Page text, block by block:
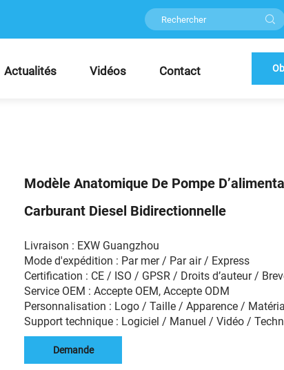
Actualités Vidéos Contact
Modèle Anatomique De Pompe
Carburant Diesel Bidirectionnelle
Livraison : EXW Guangzhou
Mode d'expédition : Par mer / Par air / Express
Certification : CE / ISO / GPSR / Droits d’auteur /
Service OEM : Accepte OEM, Accepte ODM
Personnalisation : Logo / Taille / Apparence /
Support technique : Logiciel / Manuel / Vidéo /
Demande